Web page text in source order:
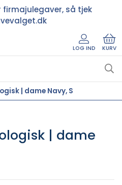
firmajulegaver, så tjek
LOG IND KURV
| dame Navy, S
| dame